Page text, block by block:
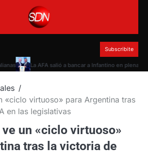
Subscribite
La AFA salió a bancar a Infantino en plena
«ciclo virtuoso» para Argentina tras
en las legislativas
un «ciclo virtuoso»
tras la victoria de